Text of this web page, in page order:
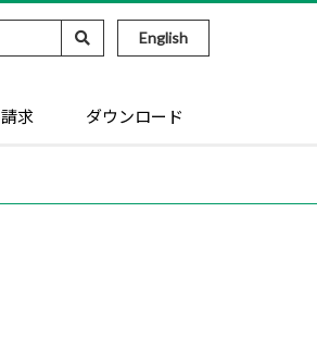
English
求 ダウンロード